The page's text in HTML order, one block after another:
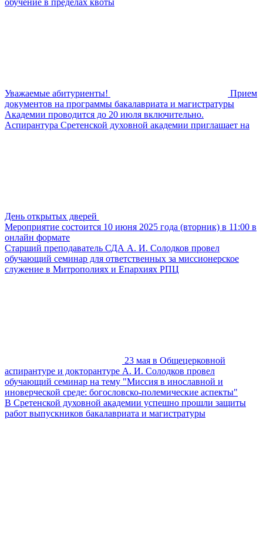
Уважаемые абитуриенты!
Прием
документов на программы бакалавриата и магистратуры
Академии проводится до 20 июля включительно.
Аспирантура Сретенской духовной академии приглашает на
День открытых дверей
Мероприятие состоится 10 июня 2025 года (вторник) в 11:00 в
онлайн формате
Старший преподаватель СДА А. И. Солодков провел
обучающий семинар для ответственных за миссионерское
служение в Митрополиях и Епархиях РПЦ
23 мая в Общецерковной
аспирантуре и докторантуре А. И. Солодков провел
обучающий семинар на тему "Миссия в инославной и
иноверческой среде: богословско-полемические аспекты"
В Сретенской духовной академии успешно прошли защиты
работ выпускников бакалавриата и магистратуры